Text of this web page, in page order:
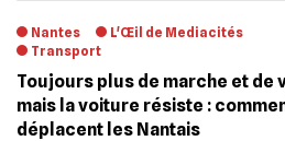
Nantes
L'Œil de Mediacités
Transport
Toujours plus de marche et de
mais la voiture résiste :
déplacent les Nantais